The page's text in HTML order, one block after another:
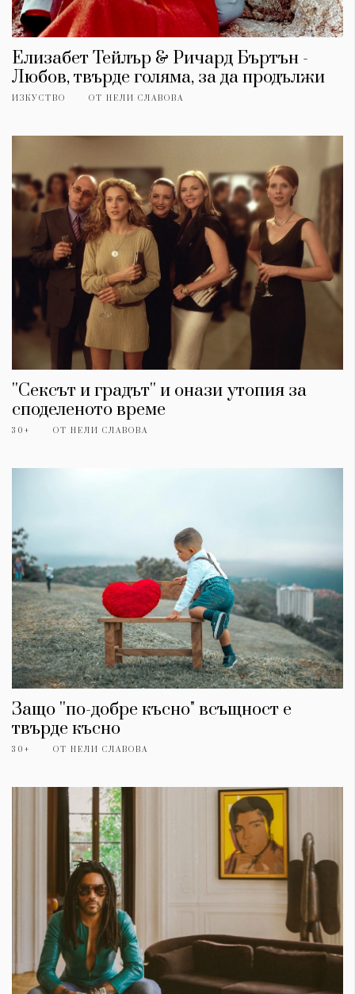
Елизабет Тейлър & Ричард Бъртън -
Любов, твърде голяма, за да продължи
ИЗКУСТВО ОТ НЕЛИ СЛАВОВА
''Сексът и градът'' и онази утопия за
споделеното време
30+ ОТ НЕЛИ СЛАВОВА
Защо ''по-добре късно" всъщност е
твърде късно
30+ ОТ НЕЛИ СЛАВОВА